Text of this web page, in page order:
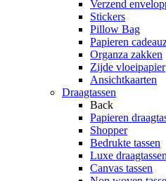
Verzend
Stickers
Pillow Bag
Papieren
Organza zakken
Zijde vloeipapier
Ansichtkaarten
Draagtassen
Back
Papieren
Shopper
Bedrukte tassen
Luxe draagtassen
Canvas tassen